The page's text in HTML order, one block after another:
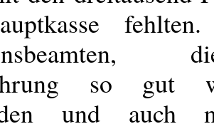
so gut
und auch